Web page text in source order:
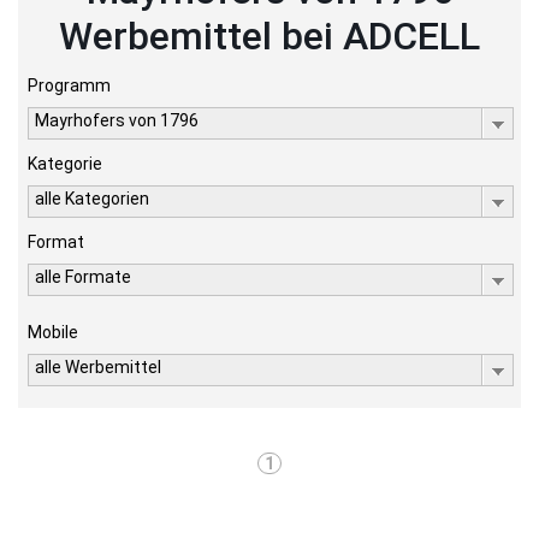
Werbemittel bei ADCELL
Programm
Mayrhofers von 1796
Kategorie
alle Kategorien
Format
alle Formate
Mobile
alle Werbemittel
1